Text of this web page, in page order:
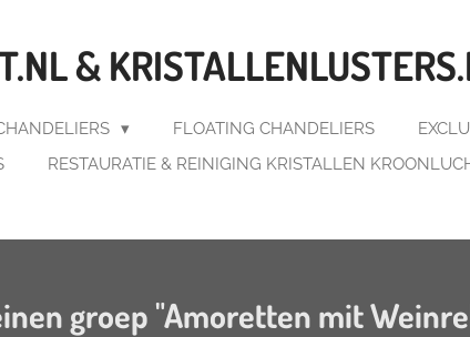
&
FLOATING CHANDELIERS
RESTAURATIE & REINIGING KRISTALLEN
groep "Amoretten mit